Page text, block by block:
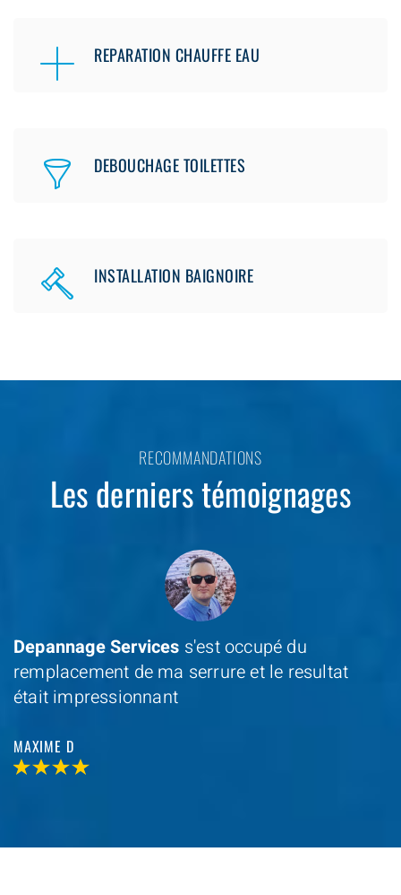
REPARATION CHAUFFE EAU
DEBOUCHAGE TOILETTES
INSTALLATION BAIGNOIRE
RECOMMANDATIONS
Les derniers témoignages
Depannage Services s'est occupé du
remplacement de ma serrure et le resultat
était impressionnant
MAXIME D